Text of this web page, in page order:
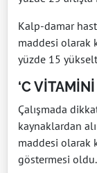
Kalp-damar
maddesi olarak
yüzde 15
‘C
Çalışmada
kaynaklardan
maddesi olarak
göstermesi oldu.